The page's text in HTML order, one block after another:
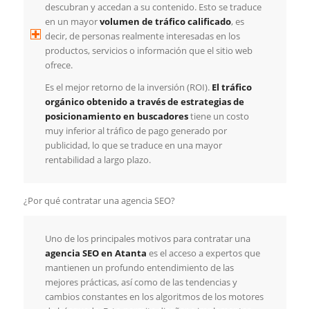
descubran y accedan a su contenido. Esto se traduce
en un mayorvolumen de tráfico calificado, es
decir, de personas realmente interesadas en los
productos, servicios o información que el sitio web
ofrece.
Es el mejor retorno de la inversión (ROI). El tráfico
orgánico obtenido a través de estrategias de
posicionamiento en buscadorestiene un costo
muy inferior al tráfico de pago generado por
publicidad, lo que se traduce en una mayor
rentabilidad a largo plazo.
¿Por qué contratar una agencia SEO?
Uno de los principales motivos para contratar una
agencia SEO en Atanta es el acceso a expertos que
mantienen un profundo entendimiento de las
mejores prácticas, así como de las tendencias y
cambios constantes en los algoritmos de los motores